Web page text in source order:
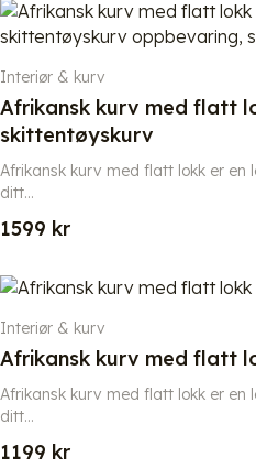
Interiør & kurv
Afrikansk kurv med flatt
skittentøyskurv
Afrikansk kurv med flatt lokk er en
ditt...
1599 kr
Interiør & kurv
Afrikansk kurv med flatt
Afrikansk kurv med flatt lokk er en
ditt...
1199 kr